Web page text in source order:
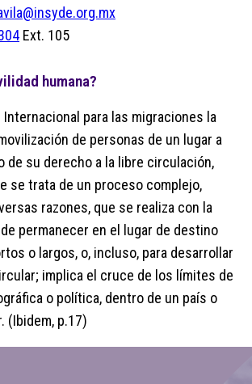
Ext. 105
humana?
Internacional para las migraciones la
de personas de un lugar a
de su derecho a la libre circulación,
se trata de un proceso complejo,
razones, que se realiza con la
permanecer en el lugar de destino
o largos, o, incluso, para desarrollar
implica el cruce de los límites de
o política, dentro de un país o
(Ibidem, p.17)